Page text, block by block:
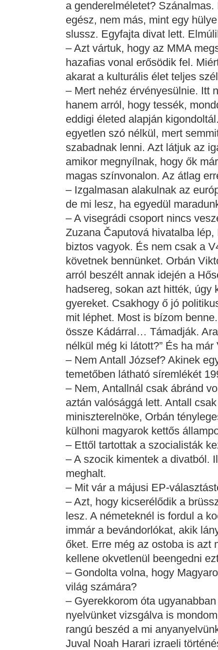
a genderelméletet?
egész, nem más, mint egy
slussz. Egyfajta divat lett.
– Azt vártuk, hogy az MMA
hazafias vonal erősödik fel.
akarat a kulturális élet teljes
– Mert nehéz érvényesülnie. Itt
hanem arról, hogy tessék,
eddigi életed alapján
egyetlen szó nélkül, mert
szabadnak lenni. Azt látjuk az
amikor megnyílnak, hogy ők
magas színvonalon. Az átlag
– Izgalmasan alakulnak az
de mi lesz, ha egyedül
– A visegrádi csoport nincs
Zuzana Čaputová hivatalba
biztos vagyok. És nem csak a
követnek bennünket. Orbán
arról beszélt annak idején a
hadsereg, sokan azt hitték, úgy
gyereket. Csakhogy ő jó
mit léphet. Most is bízom
össze Kádárral… Támadják.
nélkül még ki látott?” És ha
– Nem Antall József? Akinek
temetőben látható síremlékét
– Nem, Antallnál csak ábránd
aztán valósággá lett. Antall
miniszterelnöke, Orbán
külhoni magyarok kettős
– Ettől tartottak a szocialisták
– A szocik kimentek a divatból.
meghalt.
– Mit vár a májusi EP-
– Azt, hogy kicserélődik a
lesz. A németeknél is fordul a
immár a bevándorlókat, akik
őket. Erre még az ostoba is azt
kellene okvetlenül beengedni
– Gondolta volna, hogy
világ számára?
– Gyerekkorom óta
nyelvünket vizsgálva is
rangú beszéd a mi
Juval Noah Harari izraeli